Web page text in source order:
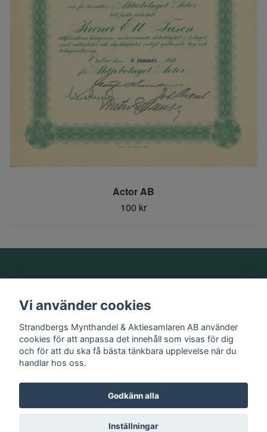
Actor AB
100 kr
Information
Sociala medier
© 2026 Strandbergs Mynthandel & Aktiesamlaren AB
Vi använder cookies
Strandbergs Mynthandel & Aktiesamlaren AB använder
cookies för att anpassa det innehåll som visas för dig
och för att du ska få bästa tänkbara upplevelse när du
handlar hos oss.
Godkänn alla
Inställningar